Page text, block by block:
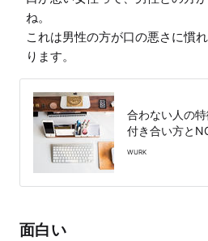
ね。
これは男性の方が口の悪さに慣
ります。
合わない人の
付き合い方と
WURK
面白い